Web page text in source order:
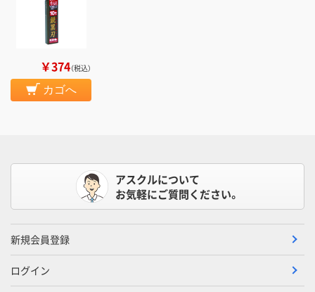
￥374（税込）
カゴへ
アスクルについて
お気軽にご質問ください。
新規会員登録
ログイン